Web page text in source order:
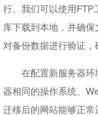
行。我们可以使用FTP
库下载到本地，并确
对备份数据进行验证，
在配置新服务器
器相同的操作系统、
迁移后的网站能够正